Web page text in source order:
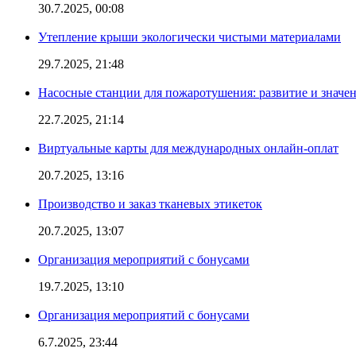
30.7.2025, 00:08
Утепление крыши экологически чистыми материалами
29.7.2025, 21:48
Насосные станции для пожаротушения: развитие и
22.7.2025, 21:14
Виртуальные карты для международных онлайн-оплат
20.7.2025, 13:16
Производство и заказ тканевых этикеток
20.7.2025, 13:07
Организация мероприятий с бонусами
19.7.2025, 13:10
Организация мероприятий с бонусами
6.7.2025, 23:44